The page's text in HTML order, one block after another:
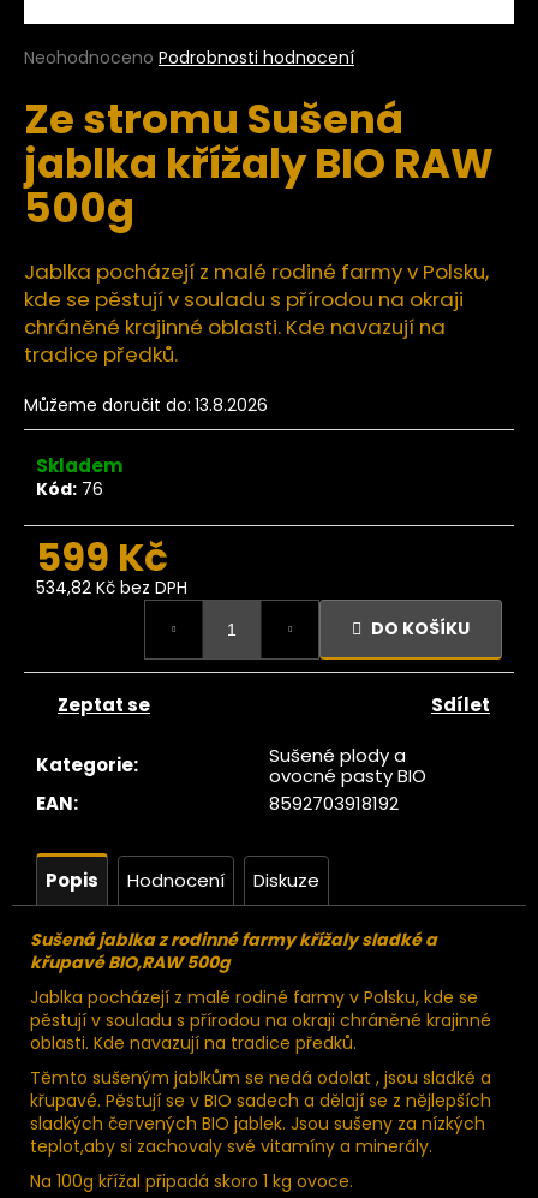
Průměrné
produktu
je
0,0
5
hvězdiček.
Neohodnoceno Podrobnosti hodnocení
Ze stromu Sušená
jablka křížaly BIO RAW
500g
Jablka pocházejí z malé rodiné farmy v Polsku,
kde se pěstují v souladu s přírodou na okraji
chráněné krajinné oblasti. Kde navazují na
tradice předků.
Můžeme doručit do: 13.8.2026
Skladem
Kód: 76
599 Kč
534,82 Kč bez DPH
DO KOŠÍKU
Kategorie:
Sušené plody a
ovocné pasty BIO
EAN: 8592703918192
Zeptat se Sdílet
Popis Hodnocení Diskuze
Sušená jablka z rodinné farmy křížaly sladké a
křupavé BIO,RAW 500g
Jablka pocházejí z malé rodiné farmy v Polsku, kde se
pěstují v souladu s přírodou na okraji chráněné krajinné
oblasti. Kde navazují na tradice předků.
Těmto sušeným jablkům se nedá odolat , jsou sladké a
křupavé. Pěstují se v BIO sadech a dělají se z nějlepších
sladkých červených BIO jablek. Jsou sušeny za nízkých
teplot,aby si zachovaly své vitamíny a minerály.
Na 100g křížal připadá skoro 1 kg ovoce.
a
j
t
?
HLEDAT
o
p
o
e
104
Kč
Kč